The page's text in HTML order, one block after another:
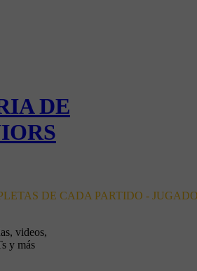
DE
DE CADA PARTIDO -
videos,
y más